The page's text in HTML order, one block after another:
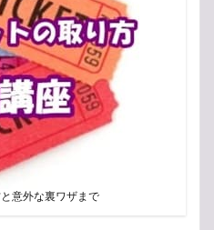
意外な裏ワザまで